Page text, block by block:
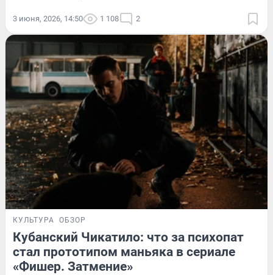
3 июня, 2026, 14:50 1 108 2
КУЛЬТУРА ОБЗОР
Кубанский Чикатило: что за психопат
стал прототипом маньяка в сериале
«Фишер. Затмение»